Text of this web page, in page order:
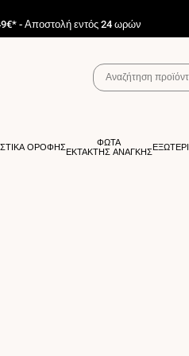
- Αποστολή εντός 24 ωρών
ΟΡΟΦΗΣ
ΦΩΤΑ
ΕΚΤΑΚΤΗΣ ΑΝΑΓΚΗΣ